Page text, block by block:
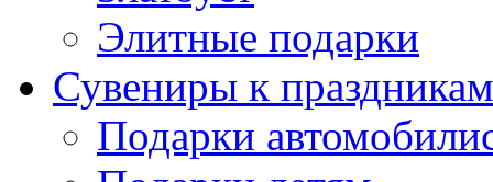
Элитные подарки
Сувениры к праздникам
Подарки